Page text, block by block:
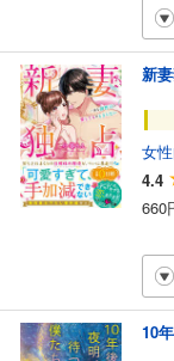
新
女
4.4
660
10